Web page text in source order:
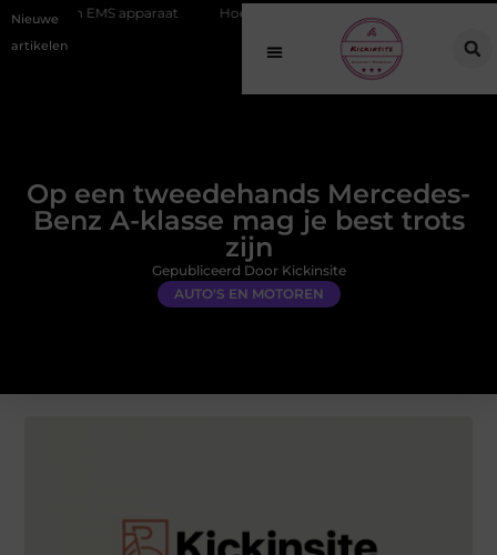
Nieuwe
artikelen
Hoe online vindbaarheid verandert in 2026
Op een tweedehands Mercedes-
Benz A-klasse mag je best trots
zijn
AUTO'S EN MOTOREN
Gepubliceerd Door Kickinsite